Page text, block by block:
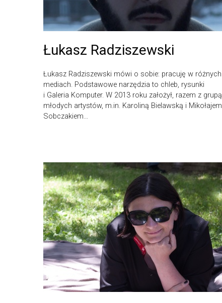
Łukasz Radziszewski
Łukasz Radziszewski mówi o sobie: pracuję w różnych
mediach. Podstawowe narzędzia to chleb, rysunki
i Galeria Komputer. W 2013 roku założył, razem z grupą
młodych artystów, m.in. Karoliną Bielawską i Mikołajem
Sobczakiem…